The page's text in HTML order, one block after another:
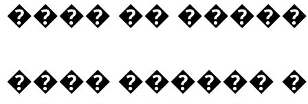
���� ��
���� ������